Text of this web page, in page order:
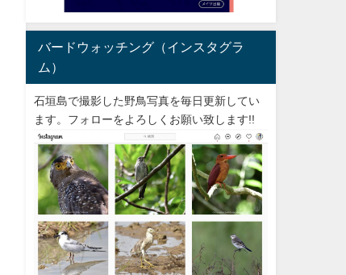
バードウォッチング（インスタグラ
ム）
石垣島で撮影した野鳥写真を毎日更新してい
ます。フォローをよろしくお願い致します!!